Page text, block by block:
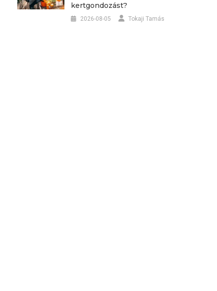
kertgondozást?
2026-08-05 Tokaji Tamás